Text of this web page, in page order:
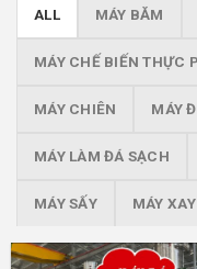
ALL MÁY BĂM
MÁY CHẾ BIẾN THỰC
MÁY CHIÊN MÁY
MÁY LÀM ĐÁ SẠCH
MÁY SẤY MÁY